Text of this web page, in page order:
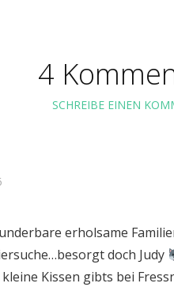
4
SCHREIBE EINEN
erholsame
doch Judy
Kissen gibts bei